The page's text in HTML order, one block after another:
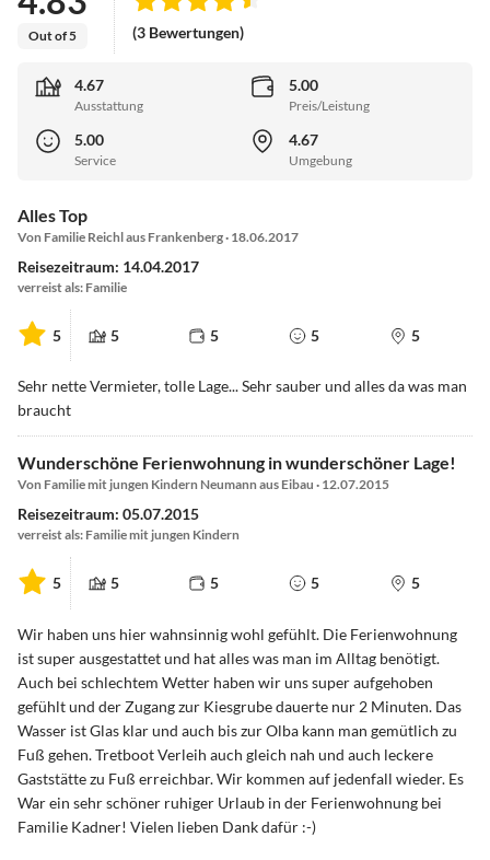
Out of 5 (3 Bewertungen)
4.67
Ausstattung
5.00
Preis/Leistung
5.00
Service
4.67
Umgebung
Alles Top
Von Familie Reichl aus Frankenberg · 18.06.2017
Reisezeitraum: 14.04.2017
verreist als: Familie
5 5 5 5 5
Sehr nette Vermieter, tolle Lage... Sehr sauber und alles da was man
braucht
Wunderschöne Ferienwohnung in wunderschöner Lage!
Von Familie mit jungen Kindern Neumann aus Eibau · 12.07.2015
Reisezeitraum: 05.07.2015
verreist als: Familie mit jungen Kindern
5 5 5 5 5
Wir haben uns hier wahnsinnig wohl gefühlt. Die Ferienwohnung
ist super ausgestattet und hat alles was man im Alltag benötigt.
Auch bei schlechtem Wetter haben wir uns super aufgehoben
gefühlt und der Zugang zur Kiesgrube dauerte nur 2 Minuten. Das
Wasser ist Glas klar und auch bis zur Olba kann man gemütlich zu
Fuß gehen. Tretboot Verleih auch gleich nah und auch leckere
Gaststätte zu Fuß erreichbar. Wir kommen auf jedenfall wieder. Es
War ein sehr schöner ruhiger Urlaub in der Ferienwohnung bei
Familie Kadner! Vielen lieben Dank dafür :-)